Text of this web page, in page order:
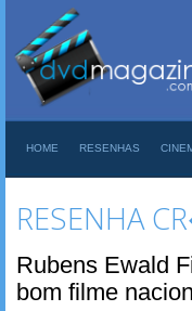
HOME RESENHAS
RESENHA
Rubens Ewald
bom filme